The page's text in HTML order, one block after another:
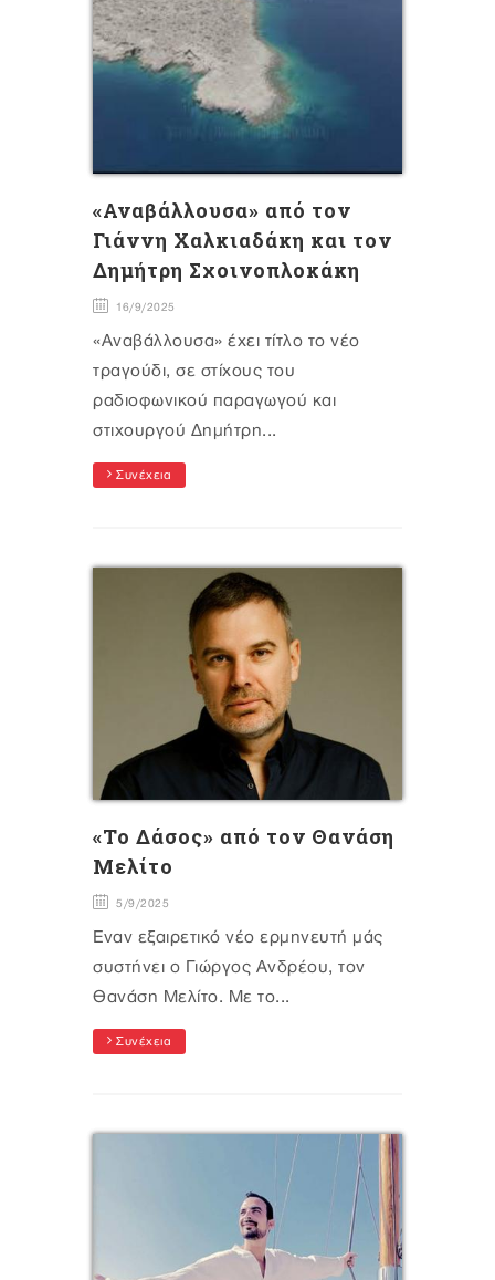
«Αναβάλλουσα» από τον
Γιάννη Χαλκιαδάκη και τον
Δημήτρη Σχοινοπλοκάκη
16/9/2025
«Αναβάλλουσα» έχει τίτλο το νέο
τραγούδι, σε στίχους του
ραδιοφωνικού παραγωγού και
στιχουργού Δημήτρη...
Συνέχεια
«Το Δάσος» από τον Θανάση
Μελίτο
5/9/2025
Έναν εξαιρετικό νέο ερμηνευτή μάς
συστήνει ο Γιώργος Ανδρέου, τον
Θανάση Μελίτο. Με το...
Συνέχεια